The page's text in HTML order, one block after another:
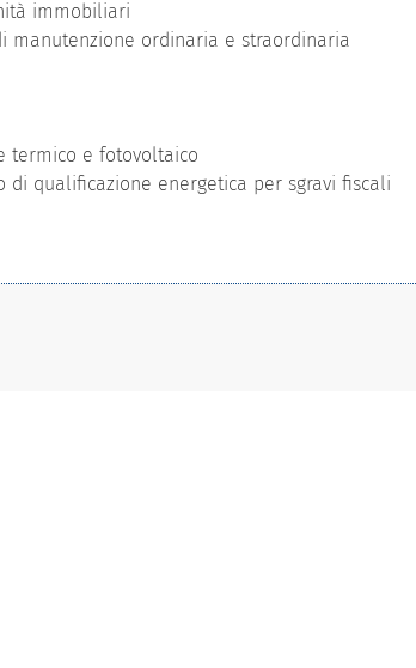
immobiliari
manutenzione ordinaria e straordinaria
termico e fotovoltaico
qualificazione energetica per sgravi fiscali